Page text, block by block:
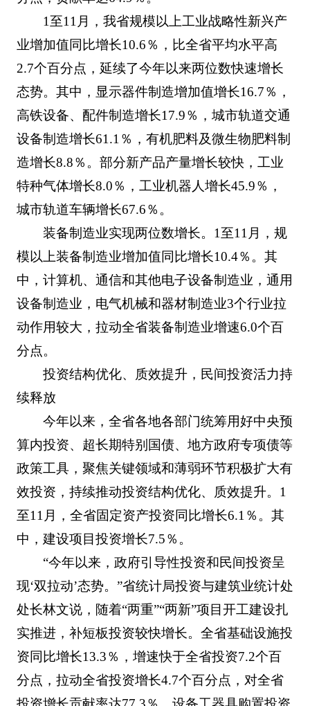
1至11月，我省规模以上工业战略性新兴产
业增加值同比增长10.6％，比全省平均水平高
2.7个百分点，延续了今年以来两位数快速增长
态势。其中，显示器件制造增加值增长16.7％，
高铁设备、配件制造增长17.9％，城市轨道交通
设备制造增长61.1％，有机肥料及微生物肥料制
造增长8.8％。部分新产品产量增长较快，工业
特种气体增长8.0％，工业机器人增长45.9％，
城市轨道车辆增长67.6％。
装备制造业实现两位数增长。1至11月，规
模以上装备制造业增加值同比增长10.4％。其
中，计算机、通信和其他电子设备制造业，通用
设备制造业，电气机械和器材制造业3个行业拉
动作用较大，拉动全省装备制造业增速6.0个百
分点。
投资结构优化、质效提升，民间投资活力持
续释放
今年以来，全省各地各部门统筹用好中央预
算内投资、超长期特别国债、地方政府专项债等
政策工具，聚焦关键领域和薄弱环节积极扩大有
效投资，持续推动投资结构优化、质效提升。1
至11月，全省固定资产投资同比增长6.1％。其
中，建设项目投资增长7.5％。
“今年以来，政府引导性投资和民间投资呈
现‘双拉动’态势。”省统计局投资与建筑业统计处
处长林文说，随着“两重”“两新”项目开工建设扎
实推进，补短板投资较快增长。全省基础设施投
资同比增长13.3％，增速快于全省投资7.2个百
分点，拉动全省投资增长4.7个百分点，对全省